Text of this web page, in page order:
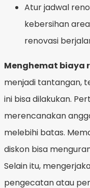
Atur jadwal
kebersihan
renovasi
Menghemat biaya
menjadi tantangan,
ini bisa dilakukan.
merencanakan
melebihi batas.
diskon bisa
Selain itu,
pengecatan atau